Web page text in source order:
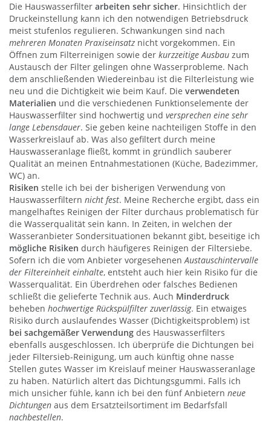
Die Hauswasserfilter arbeiten sehr sicher. Hinsichtlich der
Druckeinstellung kann ich den notwendigen Betriebsdruck
meist stufenlos regulieren. Schwankungen sind nach
mehreren Monaten Praxiseinsatz nicht vorgekommen. Ein
Öffnen zum Filterreinigen sowie der kurzzeitige Ausbau zum
Austausch der Filter gelingen ohne Wasserprobleme. Nach
dem anschließenden Wiedereinbau ist die Filterleistung wie
neu und die Dichtigkeit wie beim Kauf. Die verwendeten
Materialien und die verschiedenen Funktionselemente der
Hauswasserfilter sind hochwertig und versprechen eine sehr
lange Lebensdauer. Sie geben keine nachteiligen Stoffe in den
Wasserkreislauf ab. Was also gefiltert durch meine
Hauswasseranlage fließt, kommt in gründlich sauberer
Qualität an meinen Entnahmestationen (Küche, Badezimmer,
WC) an.
Risiken stelle ich bei der bisherigen Verwendung von
Hauswasserfiltern nicht fest. Meine Recherche ergibt, dass ein
mangelhaftes Reinigen der Filter durchaus problematisch für
die Wasserqualität sein kann. In Zeiten, in welchen der
Wasseranbieter Sondersituationen bekannt gibt, beseitige ich
mögliche Risiken durch häufigeres Reinigen der Filtersiebe.
Sofern ich die vom Anbieter vorgesehenenAustauschintervalle
der Filtereinheit einhalte, entsteht auch hier kein Risiko für die
Wasserqualität. Ein Überdrehen oder falsches Bedienen
schließt die gelieferte Technik aus. Auch Minderdruck
beheben hochwertige Rückspülfilter zuverlässig. Ein etwaiges
Risiko durch auslaufendes Wasser (Dichtigkeitsproblem) ist
bei sachgemäßer Verwendung des Hauswasserfilters
ebenfalls ausgeschlossen. Ich überprüfe die Dichtungen bei
jeder Filtersieb-Reinigung, um auch künftig ohne nasse
Stellen gutes Wasser im Kreislauf meiner Hauswasseranlage
zu haben. Natürlich altert das Dichtungsgummi. Falls ich
mich unsicher fühle, kann ich bei den fünf Anbietern neue
Dichtungen aus dem Ersatzteilsortiment im Bedarfsfall
nachbestellen.